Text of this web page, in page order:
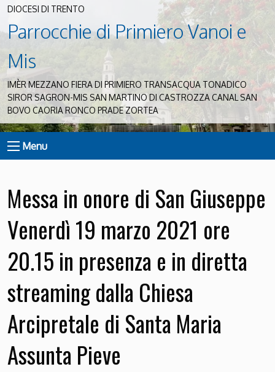
DIOCESI DI TRENTO
Parrocchie di Primiero Vanoi e
Mis
IMÈR MEZZANO FIERA DI PRIMIERO TRANSACQUA TONADICO
SIROR SAGRON-MIS SAN MARTINO DI CASTROZZA CANAL SAN
BOVO CAORIA RONCO PRADE ZORTEA
Menu
Messa in onore di San Giuseppe
Venerdì 19 marzo 2021 ore
20.15 in presenza e in diretta
streaming dalla Chiesa
Arcipretale di Santa Maria
Assunta Pieve